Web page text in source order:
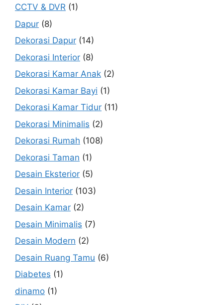
CCTV & DVR (1)
Dapur (8)
Dekorasi Dapur (14)
Dekorasi Interior (8)
Dekorasi Kamar Anak (2)
Dekorasi Kamar Bayi (1)
Dekorasi Kamar Tidur (11)
Dekorasi Minimalis (2)
Dekorasi Rumah (108)
Dekorasi Taman (1)
Desain Eksterior (5)
Desain Interior (103)
Desain Kamar (2)
Desain Minimalis (7)
Desain Modern (2)
Desain Ruang Tamu (6)
Diabetes (1)
dinamo (1)